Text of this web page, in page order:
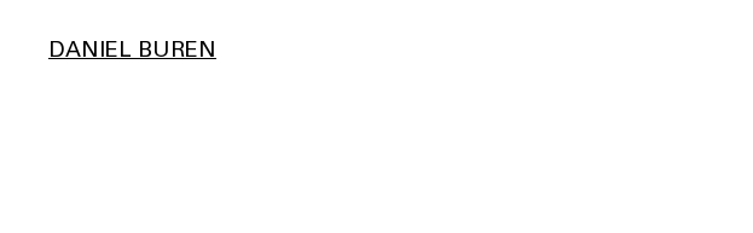
DANIEL BUREN